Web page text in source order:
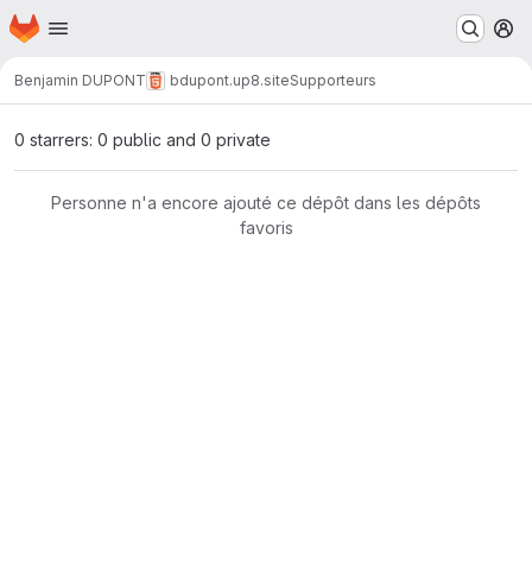
Passer au contenu principal
Page d'accueil
Benjamin DUPONT bdupont.up8.siteSupporteurs
0 starrers: 0 public and 0 private
Personne n'a encore ajouté ce dépôt dans les dépôts
favoris